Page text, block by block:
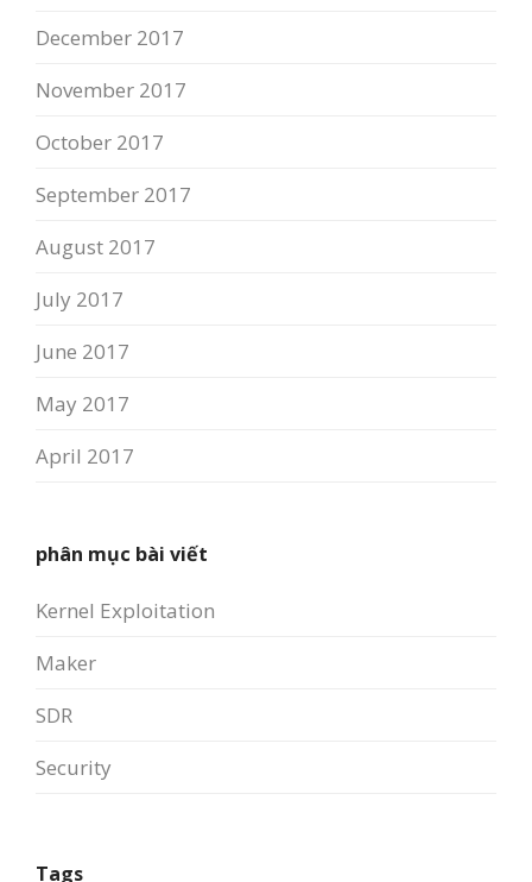
December 2017
November 2017
October 2017
September 2017
August 2017
July 2017
June 2017
May 2017
April 2017
phân mục bài viết
Kernel Exploitation
Maker
SDR
Security
Tags